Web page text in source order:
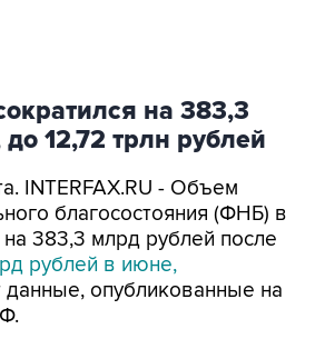
на 383,3
12,72 трлн рублей
INTERFAX.RU - Объем
благосостояния (ФНБ) в
383,3 млрд рублей после
рублей в июне,
данные, опубликованные на